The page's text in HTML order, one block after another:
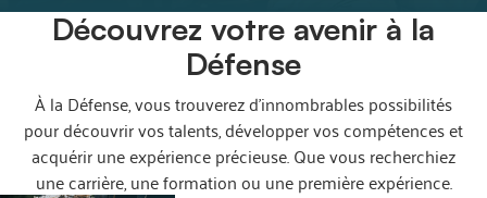
Découvrez votre avenir à la
Défense
À la Défense, vous trouverez d’innombrables possibilités
pour découvrir vos talents, développer vos compétences et
acquérir une expérience précieuse. Que vous recherchiez
une carrière, une formation ou une première expérience.